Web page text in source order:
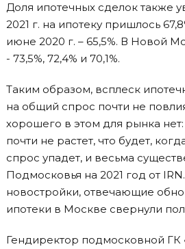
Доля ипотечных сделок также
2021 г. на ипотеку пришлось
июне 2020 г. – 65,5%. В Новой
- 73,5%, 72,4% и 70,1%.
Таким образом, всплеск
на общий спрос почти не
хорошего в этом для рынка
почти не растет, что будет,
спрос упадет, и весьма
Подмосковья на 2021 год от
новостройки, отвечающие
ипотеки в Москве свернули
Гендиректор подмосковной ГК